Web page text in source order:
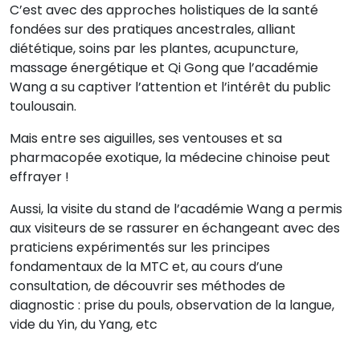
C’est avec des approches holistiques de la santé
fondées sur des pratiques ancestrales, alliant
diététique, soins par les plantes, acupuncture,
massage énergétique et Qi Gong que l’académie
Wang a su captiver l’attention et l’intérêt du public
toulousain.
Mais entre ses aiguilles, ses ventouses et sa
pharmacopée exotique, la médecine chinoise peut
effrayer !
Aussi, la visite du stand de l’académie Wang a permis
aux visiteurs de se rassurer en échangeant avec des
praticiens expérimentés sur les principes
fondamentaux de la MTC et, au cours d’une
consultation, de découvrir ses méthodes de
diagnostic : prise du pouls, observation de la langue,
vide du Yin, du Yang, etc